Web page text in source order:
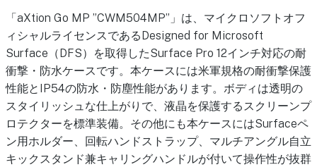
「aXtion Go MP ”CWM504MP”」は、マイクロソフトオフ
ィシャルライセンスであるDesigned for Microsoft
Surface（DFS）を取得したSurface Pro 12インチ対応の耐
衝撃・防水ケースです。本ケースには米軍規格の耐衝撃保護
性能とIP54の防水・防塵性能があります。ボディは透明の
スタイリッシュな仕上がりで、液晶を保護するスクリーンプ
ロテクターを標準装備。その他にも本ケースにはSurfaceペ
ン用ホルダー、回転ハンドストラップ、マルチアングル自立
キックスタンド兼キャリングハンドルが付いて操作性が抜群